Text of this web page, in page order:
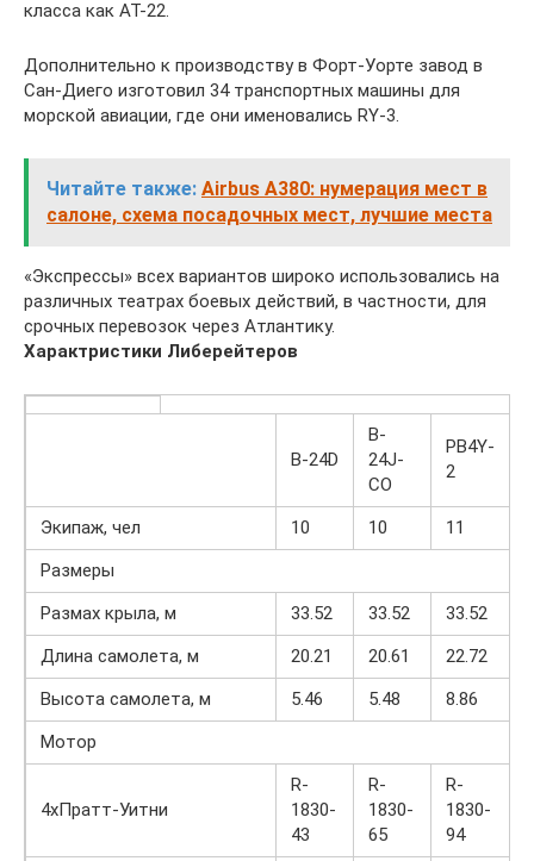
класса как АТ-22.
Дополнительно к производству в Форт-Уорте завод в
Сан-Диего изготовил 34 транспортных машины для
морской авиации, где они именовались RY-3.
Читайте также: Airbus A380: нумерация мест в
салоне, схема посадочных мест, лучшие места
«Экспрессы» всех вариантов широко использовались на
различных театрах боевых действий, в частности, для
срочных перевозок через Атлантику.
Характристики Либерейтеров
B-24D
B-
24J-
CO
PB4Y-
2
Экипаж, чел 10 10 11
Размеры
Размах крыла, м
33.52 33.52 33.52
Длина самолета, м
20.21 20.61 22.72
Высота самолета, м
5.46 5.48 8.86
Мотор
4хПратт-Уитни
R-
1830-
43
R-
1830-
65
R-
1830-
94